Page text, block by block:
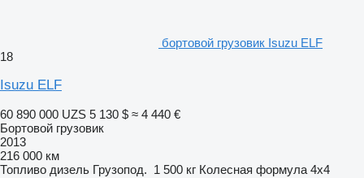
бортовой грузовик Isuzu ELF
18
Isuzu ELF
60 890 000 UZS 5 130 $ ≈ 4 440 €
Бортовой грузовик
2013
216 000 км
Топливо дизель Грузопод. 1 500 кг Колесная формула 4x4